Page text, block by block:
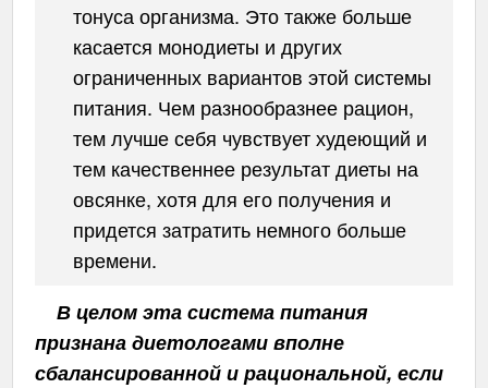
тонуса организма. Это также больше
касается монодиеты и других
ограниченных вариантов этой системы
питания. Чем разнообразнее рацион,
тем лучше себя чувствует худеющий и
тем качественнее результат диеты на
овсянке, хотя для его получения и
придется затратить немного больше
времени.
В целом эта система питания
признана диетологами вполне
сбалансированной и рациональной, если